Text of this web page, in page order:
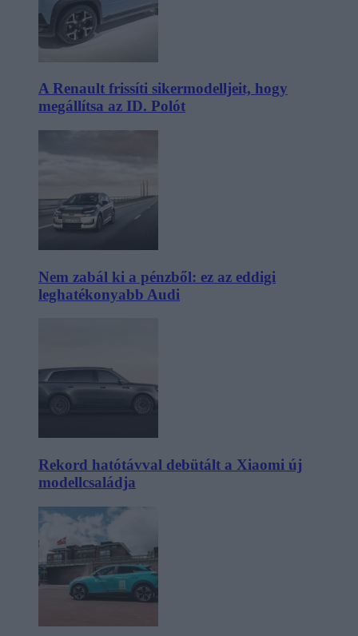
A Renault frissíti sikermodelljeit, hogy
megállítsa az ID. Polót
Nem zabál ki a pénzből: ez az eddigi
leghatékonyabb Audi
Rekord hatótávval debütált a Xiaomi új
modellcsaládja